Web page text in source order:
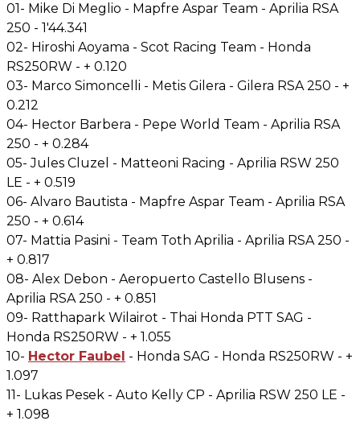
01- Mike Di Meglio - Mapfre Aspar Team - Aprilia RSA
250 - 1'44.341
02- Hiroshi Aoyama - Scot Racing Team - Honda
RS250RW - + 0.120
03- Marco Simoncelli - Metis Gilera - Gilera RSA 250 - +
0.212
04- Hector Barbera - Pepe World Team - Aprilia RSA
250 - + 0.284
05- Jules Cluzel - Matteoni Racing - Aprilia RSW 250
LE - + 0.519
06- Alvaro Bautista - Mapfre Aspar Team - Aprilia RSA
250 - + 0.614
07- Mattia Pasini - Team Toth Aprilia - Aprilia RSA 250 -
+ 0.817
08- Alex Debon - Aeropuerto Castello Blusens -
Aprilia RSA 250 - + 0.851
09- Ratthapark Wilairot - Thai Honda PTT SAG -
Honda RS250RW - + 1.055
10- Hector Faubel - Honda SAG - Honda RS250RW - +
1.097
11- Lukas Pesek - Auto Kelly CP - Aprilia RSW 250 LE -
+ 1.098